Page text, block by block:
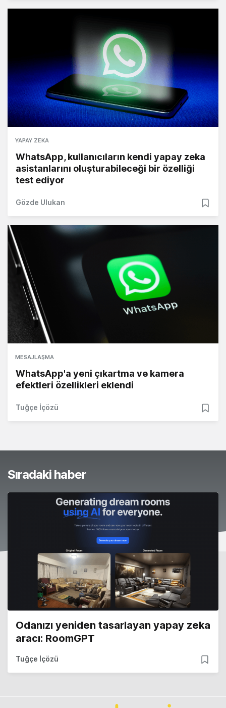
YAPAY ZEKA
WhatsApp, kullanıcıların kendi yapay zeka
asistanlarını oluşturabileceği bir özelliği
test ediyor
Gözde Ulukan
MESAJLAŞMA
WhatsApp'a yeni çıkartma ve kamera
efektleri özellikleri eklendi
Tuğçe İçözü
Sıradaki haber
Odanızı yeniden tasarlayan yapay zeka
aracı: RoomGPT
Tuğçe İçözü